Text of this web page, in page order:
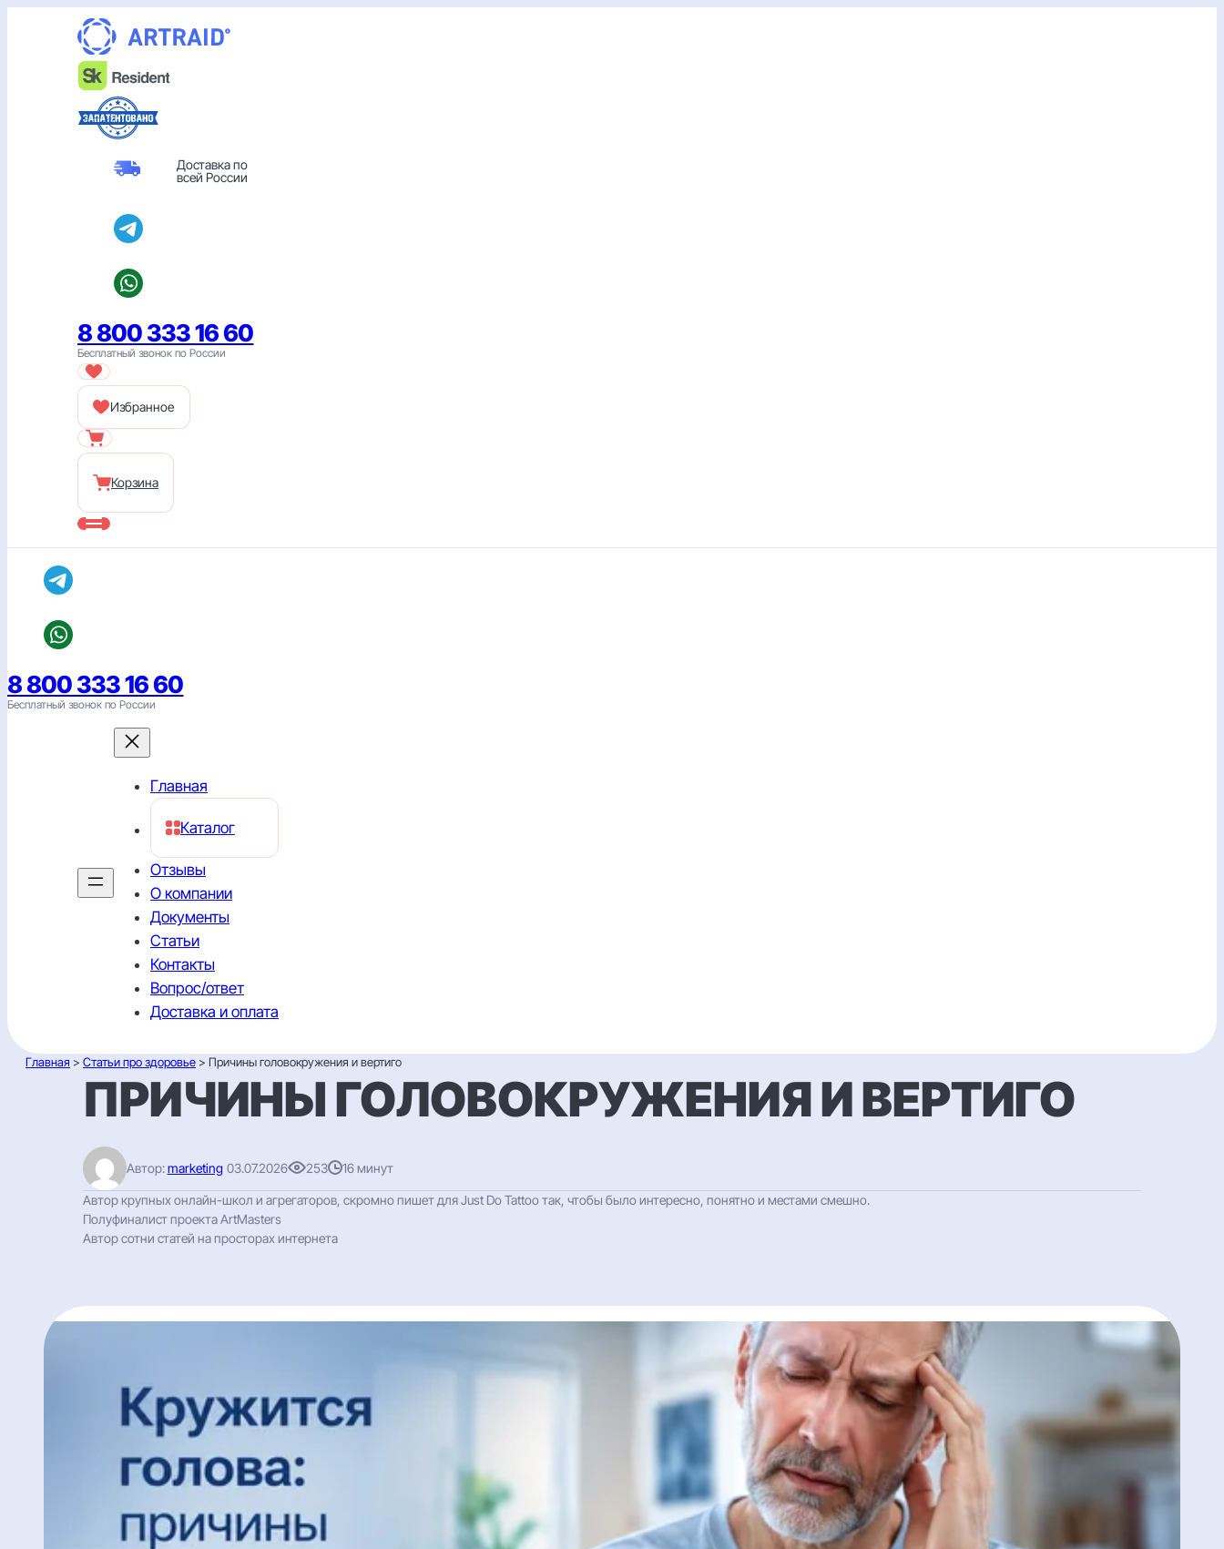
содержимому
Доставка по
всей России
8 800 333 16 60
Бесплатный звонок по России
Избранное
Корзина
8 800 333 16 60
Бесплатный звонок по России
Главная
Каталог
Отзывы
О компании
Документы
Статьи
Контакты
Вопрос/ответ
Доставка и оплата
Главная > Статьи про здоровье > Причины головокружения и вертиго
ПРИЧИНЫ ГОЛОВОКРУЖЕНИЯ И ВЕРТИГО
Автор:marketing 03.07.2026 253 16 минут
Автор крупных онлайн-школ и агрегаторов, скромно пишет для Just Do Tattoo так, чтобы было интересно, понятно и местами смешно.
Полуфиналист проекта ArtMasters
Автор сотни статей на просторах интернета